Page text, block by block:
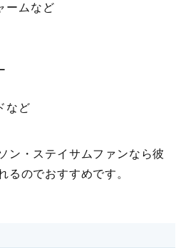
ームなど
など
ン・ステイサムファンなら彼
るのでおすすめです。